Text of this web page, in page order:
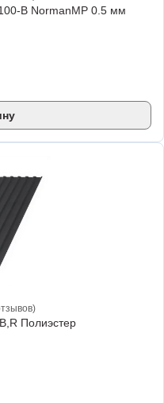
B NormanMP 0.5 мм
Полиэстер